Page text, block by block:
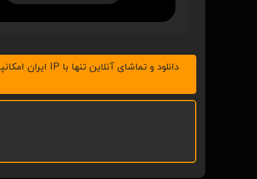
دانلود و تماشای آنلاین تنها با IP ایران امکانپذیر است، لطفاً v.p.n خود را خاموش کنید ، همچنین با نرم افزار IDM در رایانه و ADM در موبایل اقدام به دانلود نمائید.